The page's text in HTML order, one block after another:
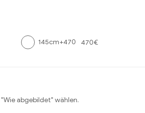
145cm+470 470€
abgebildet" wählen.